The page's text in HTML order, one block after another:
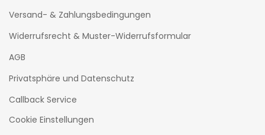
Versand- & Zahlungsbedingungen
Widerrufsrecht & Muster-Widerrufsformular
AGB
Privatsphäre und Datenschutz
Callback Service
Cookie Einstellungen